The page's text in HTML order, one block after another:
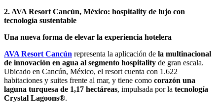
2. AVA Resort Cancún, México: hospitality de lujo con
tecnología sustentable
Una nueva forma de elevar la experiencia hotelera
AVA Resort Cancún representa la aplicación de la multinacional
de innovación en agua al segmento hospitality de gran escala.
Ubicado en Cancún, México, el resort cuenta con 1.622
habitaciones y suites frente al mar, y tiene como corazón una
laguna turquesa de 1,17 hectáreas, impulsada por la tecnología
Crystal Lagoons®.